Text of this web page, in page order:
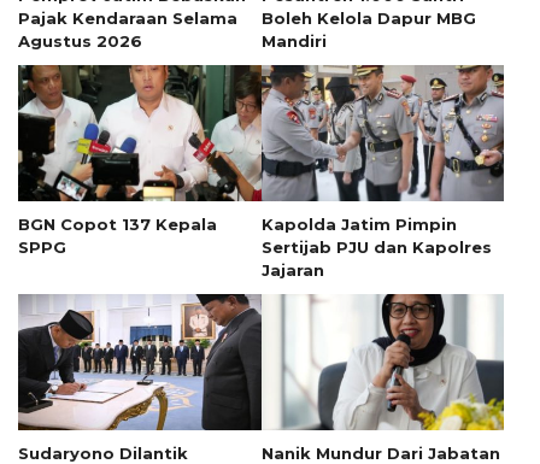
Pajak Kendaraan Selama
Agustus 2026
Boleh Kelola Dapur MBG
Mandiri
BGN Copot 137 Kepala
SPPG
Kapolda Jatim Pimpin
Sertijab PJU dan Kapolres
Jajaran
Sudaryono Dilantik
Nanik Mundur Dari Jabatan